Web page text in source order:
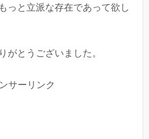
っと立派な存在であって欲し
とうございました。
サーリンク